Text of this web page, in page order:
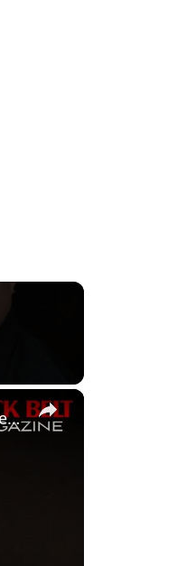
×
blackbelt_magazine: Mastering Lima Lama: Advanced Techniques with Ted Tabura